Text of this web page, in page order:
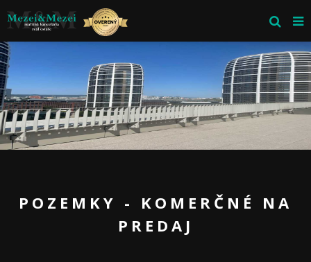
POZEMKY - KOMERČNÉ NA
PREDAJ